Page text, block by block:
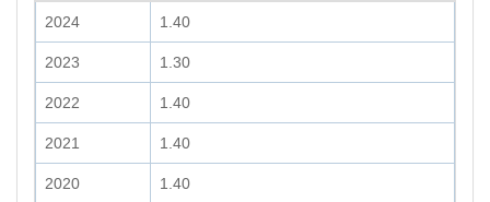
2024 1.40
2023 1.30
2022 1.40
2021 1.40
2020 1.40